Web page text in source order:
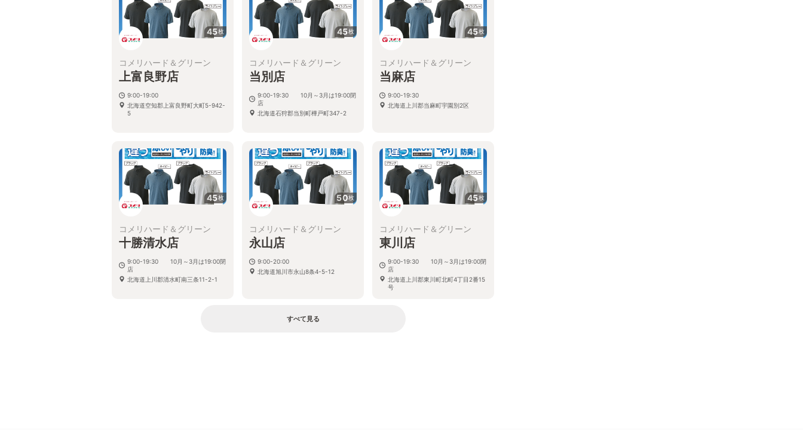
45枚
コメリハード＆グリーン
上富良野店
9:00-19:00
北海道空知郡上富良野町大町5-942-
5
45枚
コメリハード＆グリーン
当別店
9:00-19:30 10月～3月は19:00閉
店
北海道石狩郡当別町樺戸町347-2
45枚
コメリハード＆グリーン
当麻店
9:00-19:30
北海道上川郡当麻町宇園別2区
45枚
コメリハード＆グリーン
十勝清水店
9:00-19:30 10月～3月は19:00閉
店
北海道上川郡清水町南三条11-2-1
50枚
コメリハード＆グリーン
永山店
9:00-20:00
北海道旭川市永山8条4-5-12
45枚
コメリハード＆グリーン
東川店
9:00-19:30 10月～3月は19:00閉
店
北海道上川郡東川町北町4丁目2番15
号
すべて見る